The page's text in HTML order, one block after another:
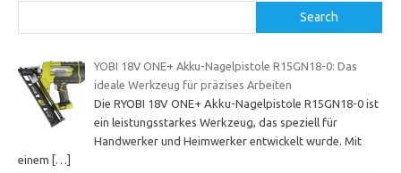
Search
YOBI 18V ONE+ Akku-Nagelpistole R15GN18-0: Das
ideale Werkzeug für präzises Arbeiten
Die RYOBI 18V ONE+ Akku-Nagelpistole R15GN18-0 ist
ein leistungsstarkes Werkzeug, das speziell für
Handwerker und Heimwerker entwickelt wurde. Mit
einem
[…]